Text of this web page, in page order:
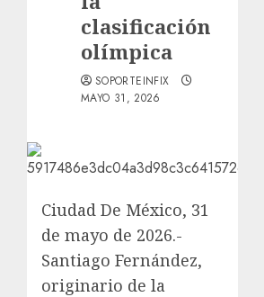
clasificación
olímpica
SOPORTEINFIX
MAYO 31, 2026
Ciudad De México, 31
de mayo de 2026.-
Santiago Fernández,
originario de la